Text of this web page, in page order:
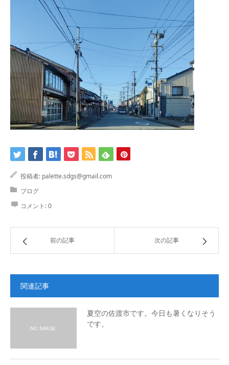
投稿者: palette.sdgs@gmail.com
ブログ
コメント:0
前の記事 次の記事
関連記事
夏空の佐渡市です。今日も暑くなりそう
です。